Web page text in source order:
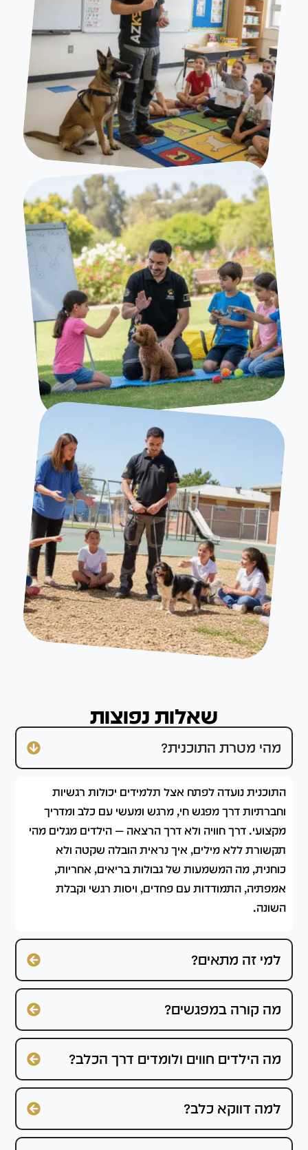
שאלות נפוצות
מהי מטרת התוכנית?
התוכנית נועדה לפתח אצל תלמידים יכולות רגשיות
וחברתיות דרך מפגש חי, מרגש ומעשי עם כלב ומדריך
מקצועי. דרך חוויה ולא דרך הרצאה — הילדים מגלים מהי
תקשורת ללא מילים, איך נראית הובלה שקטה ולא
כוחנית, מה המשמעות של גבולות בריאים, אחריות,
אמפתיה, התמודדות עם פחדים, ויסות רגשי וקבלת
השונה.
למי זה מתאים?
מה קורה במפגשים?
מה הילדים חווים ולומדים דרך הכלב?
למה דווקא כלב?